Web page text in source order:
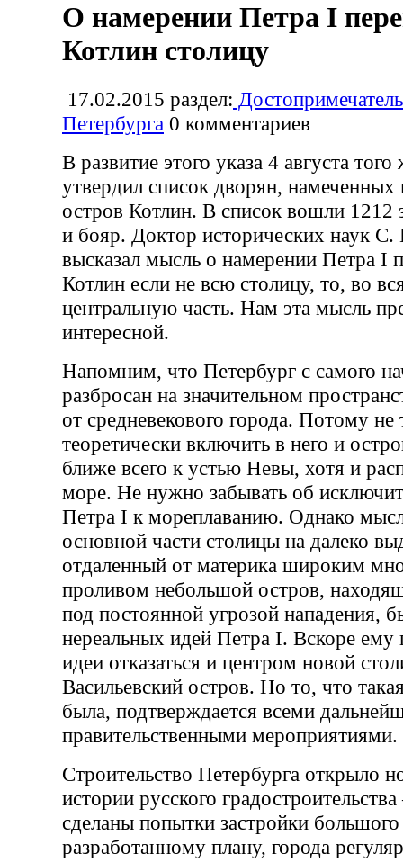
О намерении Петра I
Котлин столицу
17.02.2015 раздел:
Петербурга 0 комментариев
В развитие этого указа 4 августа того
утвердил список дворян, намеченных
остров Котлин. В список вошли 1212
и бояр. Доктор исторических наук
высказал мысль о намерении Петра I
Котлин если не всю столицу, то, во
центральную часть. Нам эта мысль
интересной.
Напомним, что Петербург с самого
разбросан на значительном
от средневекового города. Потому
теоретически включить в него и
ближе всего к устью Невы, хотя и
море. Не нужно забывать об
Петра I к мореплаванию. Однако
основной части столицы на далеко
отдаленный от материка широким
проливом небольшой остров,
под постоянной угрозой нападения,
нереальных идей Петра I. Вскоре ему
идеи отказаться и центром новой
Васильевский остров. Но то, что
была, подтверждается всеми
правительственными мероприятиями.
Строительство Петербурга открыло
истории русского
сделаны попытки застройки большого
разработанному плану, города